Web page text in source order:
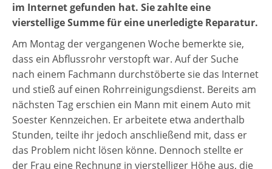
im Internet gefunden hat. Sie zahlte eine
vierstellige Summe für eine unerledigte Reparatur.
Am Montag der vergangenen Woche bemerkte sie,
dass ein Abflussrohr verstopft war. Auf der Suche
nach einem Fachmann durchstöberte sie das Internet
und stieß auf einen Rohrreinigungsdienst. Bereits am
nächsten Tag erschien ein Mann mit einem Auto mit
Soester Kennzeichen. Er arbeitete etwa anderthalb
Stunden, teilte ihr jedoch anschließend mit, dass er
das Problem nicht lösen könne. Dennoch stellte er
der Frau eine Rechnung in vierstelliger Höhe aus, die